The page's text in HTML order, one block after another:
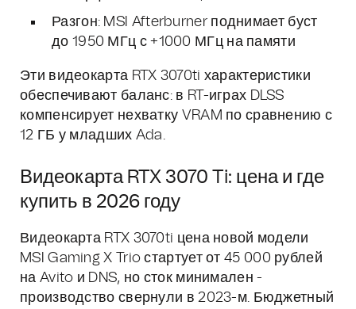
Разгон: MSI Afterburner поднимает буст
до 1950 МГц с +1000 МГц на памяти
Эти видеокарта RTX 3070ti характеристики
обеспечивают баланс: в RT-играх DLSS
компенсирует нехватку VRAM по сравнению с
12 ГБ у младших Ada.
Видеокарта RTX 3070 Ti: цена и где
купить в 2026 году
Видеокарта RTX 3070ti цена новой модели
MSI Gaming X Trio стартует от 45 000 рублей
на Avito и DNS, но сток минимален -
производство свернули в 2023-м. Бюджетный